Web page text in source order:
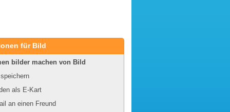
für Bild
bilder machen von Bild
als E-Kart
an einen Freund